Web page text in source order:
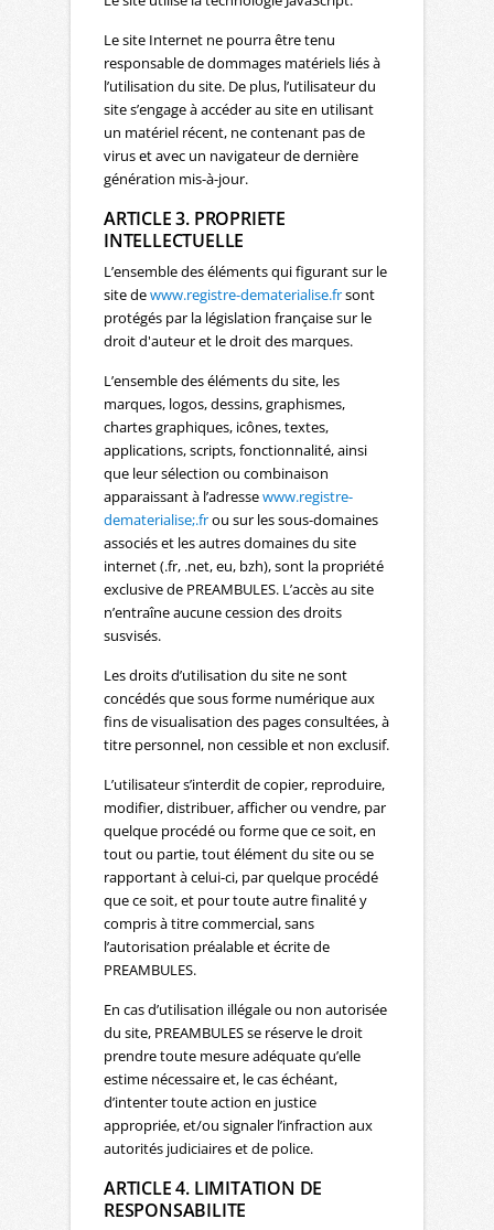
Le site Internet ne pourra être tenu
responsable de dommages matériels liés à
l’utilisation du site. De plus, l’utilisateur du
site s’engage à accéder au site en utilisant
un matériel récent, ne contenant pas de
virus et avec un navigateur de dernière
génération mis-à-jour.
ARTICLE 3. PROPRIETE
INTELLECTUELLE
L’ensemble des éléments qui figurant sur le
site dewww.registre-dematerialise.frsont
protégés par la législation française sur le
droit d'auteur et le droit des marques.
L’ensemble des éléments du site, les
marques, logos, dessins, graphismes,
chartes graphiques, icônes, textes,
applications, scripts, fonctionnalité, ainsi
que leur sélection ou combinaison
apparaissant à l’adressewww.registre-
dematerialise;.frou sur les sous-domaines
associés et les autres domaines du site
internet (.fr, .net, eu, bzh), sont la propriété
exclusive de PREAMBULES. L’accès au site
n’entraîne aucune cession des droits
susvisés.
Les droits d’utilisation du site ne sont
concédés que sous forme numérique aux
fins de visualisation des pages consultées, à
titre personnel, non cessible et non exclusif.
L’utilisateur s’interdit de copier, reproduire,
modifier, distribuer, afficher ou vendre, par
quelque procédé ou forme que ce soit, en
tout ou partie, tout élément du site ou se
rapportant à celui-ci, par quelque procédé
que ce soit, et pour toute autre finalité y
compris à titre commercial, sans
l’autorisation préalable et écrite de
PREAMBULES.
En cas d’utilisation illégale ou non autorisée
du site, PREAMBULES se réserve le droit
prendre toute mesure adéquate qu’elle
estime nécessaire et, le cas échéant,
d’intenter toute action en justice
appropriée, et/ou signaler l’infraction aux
autorités judiciaires et de police.
ARTICLE 4. LIMITATION DE
RESPONSABILITE